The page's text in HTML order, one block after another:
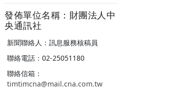
發佈單位名稱：財團法人中
央通訊社
新聞聯絡人：訊息服務核稿員
聯絡電話：02-25051180
聯絡信箱：
timtimcna@mail.cna.com.tw